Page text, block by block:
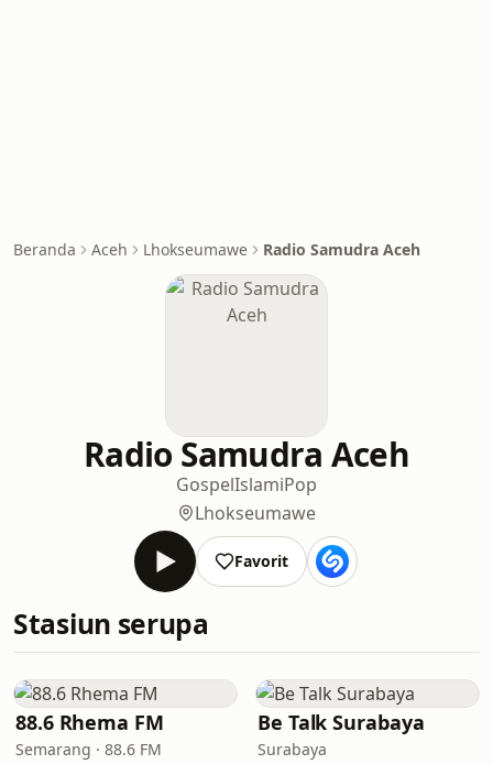
Beranda Aceh Lhokseumawe Radio Samudra Aceh
Radio Samudra Aceh
GospelIslamiPop
Lhokseumawe
Favorit
Stasiun serupa
88.6 Rhema FM
Semarang · 88.6 FM
Be Talk Surabaya
Surabaya